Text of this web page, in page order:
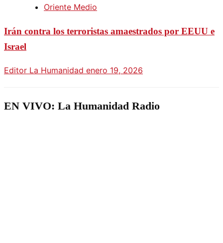
Oriente Medio
Irán contra los terroristas amaestrados por EEUU e
Israel
Editor La Humanidad enero 19, 2026
EN VIVO: La Humanidad Radio